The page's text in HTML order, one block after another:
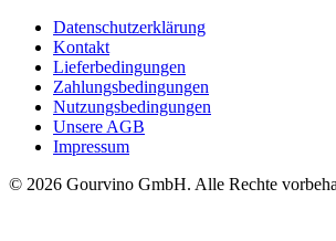
Datenschutzerklärung
Kontakt
Lieferbedingungen
Zahlungsbedingungen
Nutzungsbedingungen
Unsere AGB
Impressum
© 2026 Gourvino GmbH. Alle Rechte